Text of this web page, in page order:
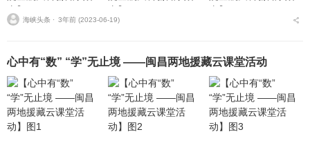
海峡头条 ⋅ 3年前 (2023-06-19)
心中有“数” “学”无止境 ——闽昌两地援藏云课堂活动